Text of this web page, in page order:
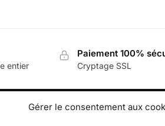
Gérer le consentement aux
entier
Paiement 100%
Cryptage SSL